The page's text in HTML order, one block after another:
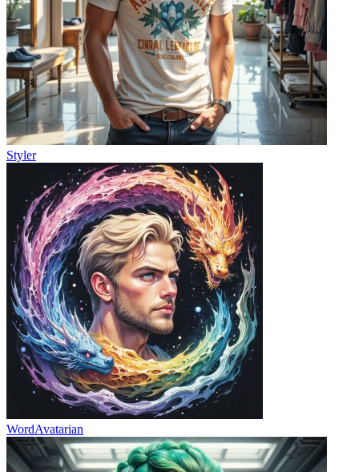
Styler
WordAvatarian